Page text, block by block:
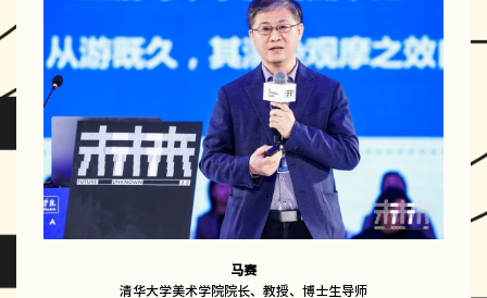
马赛
清华大学美术学院院长、教授、博士生导师